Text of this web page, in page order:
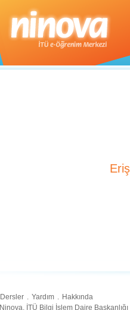
Dersler . Yardım . Hakkında
Ninova, İTÜ Bilgi İşlem Daire